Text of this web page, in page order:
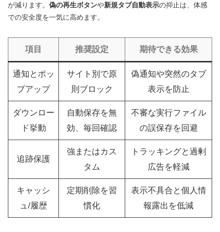
が減ります。 偽の再生ボタンや新規タブ自動表示の抑止は、体感
での安全度を一気に高めます。
項目 推奨設定 期待できる効果
通知とポッ
プアップ
サイト別で原
則ブロック
偽通知や突然のタブ
表示を防止
ダウンロー
ド挙動
自動保存を無
効、毎回確認
不審な実行ファイル
の誤保存を回避
追跡保護
強またはカス
タム
トラッキングと過剰
広告を軽減
キャッシ
ュ/履歴
定期削除を習
慣化
表示不具合と個人情
報露出を低減